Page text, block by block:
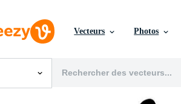
Vecteurs Photos